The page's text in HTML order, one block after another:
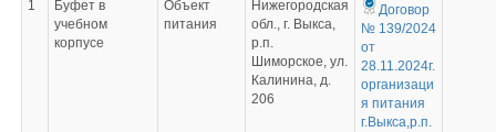
1
Буфет в
учебном
корпусе
Объект
питания
Нижегородская
обл., г. Выкса,
р.п.
Шиморское, ул.
Калинина, д.
206
Договор
№ 139/2024
от
28.11.2024г.
организаци
я питания
г.Выкса,р.п.